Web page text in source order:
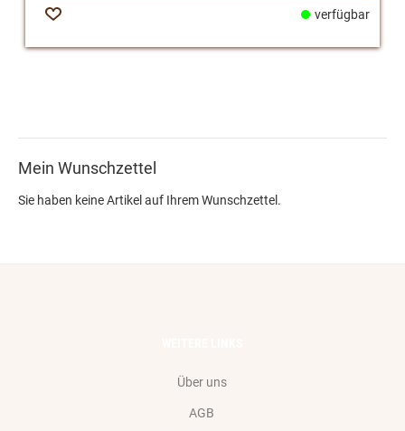
Zur
verfügbar
Mein Wunschzettel
Sie haben keine Artikel auf Ihrem Wunschzettel.
Über uns
AGB